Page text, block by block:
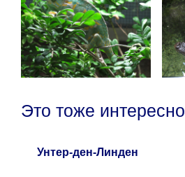
Это тоже интересно
Унтер-ден-Линден